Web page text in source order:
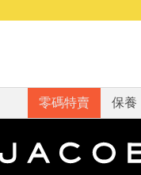
零碼特賣 保養